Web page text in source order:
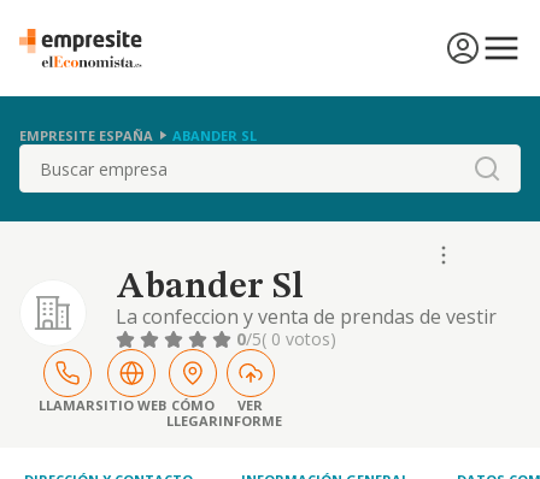
EMPRESITE ESPAÑA ABANDER SL
Buscar
Abander Sl
La confeccion y venta de prendas de vestir
calzado y complementos.....
0/5( 0 votos)
LLAMARSITIO WEB CÓMO
LLEGAR
VER
INFORME